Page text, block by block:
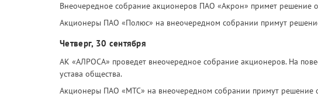
Внеочередное собрание акционеров ПАО «Акрон» примет решение
Акционеры ПАО «Полюс» на внеочередном собрании примут
Четверг, 30 сентября
АК «АЛРОСА» проведет внеочередное собрание акционеров. На
устава общества.
Акционеры ПАО «МТС» на внеочередном собрании примут решение